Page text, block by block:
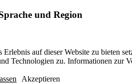
und Region
Erlebnis auf dieser Website zu bieten
Technologien zu. Informationen zur
Akzeptieren